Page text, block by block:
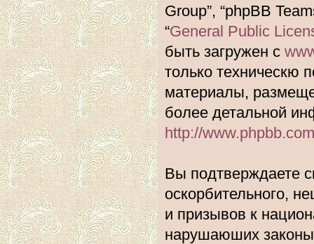
Group”, “phpBB
“General Public
быть загружен с
только техническю
материалы,
более детальной
http://
Вы подтверждаете
оскорбительного,
и призывов к
нарушаюших законы